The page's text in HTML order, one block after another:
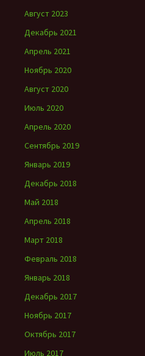
Август 2023
Декабрь 2021
Апрель 2021
Ноябрь 2020
Август 2020
Июль 2020
Апрель 2020
Сентябрь 2019
Январь 2019
Декабрь 2018
Май 2018
Апрель 2018
Март 2018
Февраль 2018
Январь 2018
Декабрь 2017
Ноябрь 2017
Октябрь 2017
Июль 2017